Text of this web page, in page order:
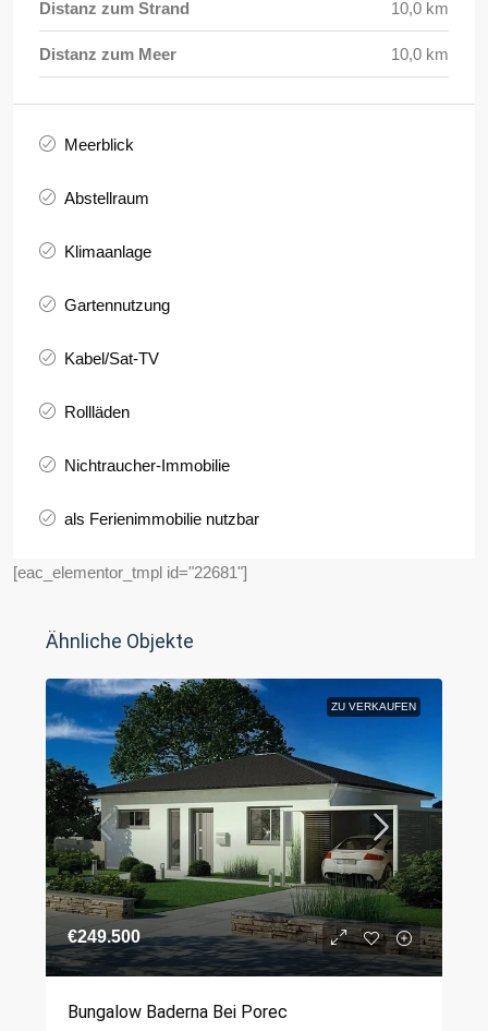
Distanz zum Strand 10,0 km
Distanz zum Meer 10,0 km
Meerblick
Abstellraum
Klimaanlage
Gartennutzung
Kabel/Sat-TV
Rollläden
Nichtraucher-Immobilie
als Ferienimmobilie nutzbar
[eac_elementor_tmpl id="22681"]
Ähnliche Objekte
ZU VERKAUFEN
€249.500
Bungalow Baderna Bei Porec